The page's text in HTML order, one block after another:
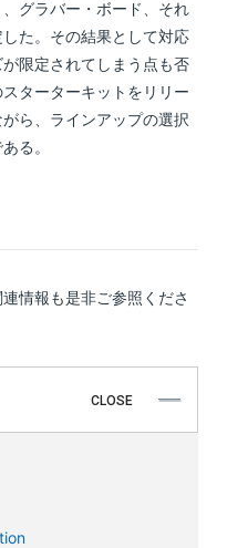
グラバー・ボード、それ
た。その結果として対応
限定されてしまう点も否
ターターキットをリリー
ら、ラインアップの選択
る。
情報も是非ご参照くださ
CLOSE